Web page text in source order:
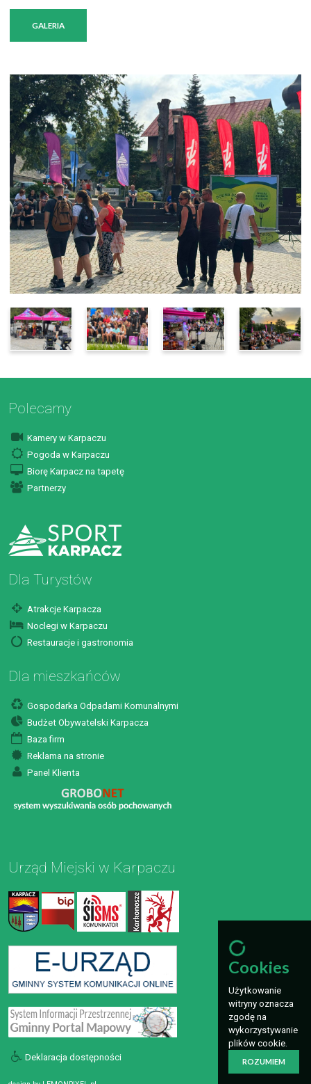
GALERIA
Polecamy
Kamery w Karpaczu
Pogoda w Karpaczu
Biorę Karpacz na tapetę
Partnerzy
Dla Turystów
Atrakcje Karpacza
Noclegi w Karpaczu
Restauracje i gastronomia
Dla mieszkańców
Gospodarka Odpadami Komunalnymi
Budżet Obywatelski Karpacza
Baza firm
Reklama na stronie
Panel Klienta
Urząd Miejski w Karpaczu
Deklaracja dostępności
Cookies
Użytkowanie
witryny oznacza
zgodę na
wykorzystywanie
plików cookie.
ROZUMIEM